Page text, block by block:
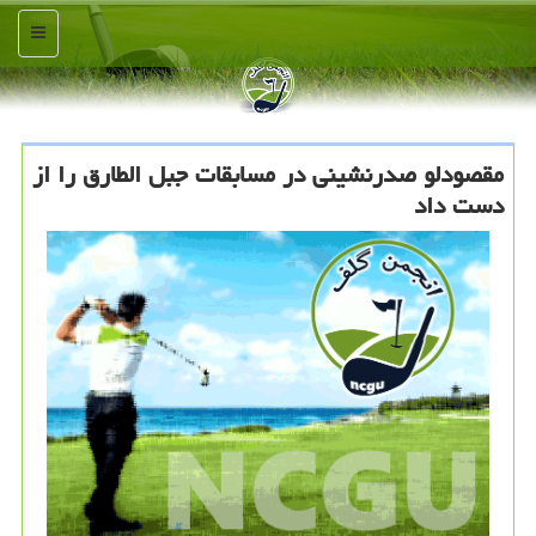
منو
مقصودلو صدرنشینی در مسابقات جبل الطارق را از
دست داد